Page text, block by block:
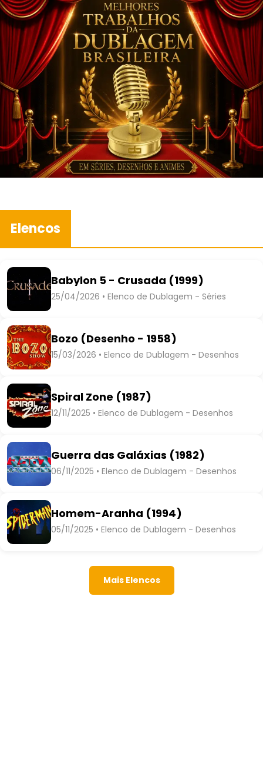
Elencos
Babylon 5 - Crusada (1999)
25/04/2026 • Elenco de Dublagem - Séries
Bozo (Desenho - 1958)
15/03/2026 • Elenco de Dublagem - Desenhos
Spiral Zone (1987)
12/11/2025 • Elenco de Dublagem - Desenhos
Guerra das Galáxias (1982)
06/11/2025 • Elenco de Dublagem - Desenhos
Homem-Aranha (1994)
05/11/2025 • Elenco de Dublagem - Desenhos
Mais Elencos